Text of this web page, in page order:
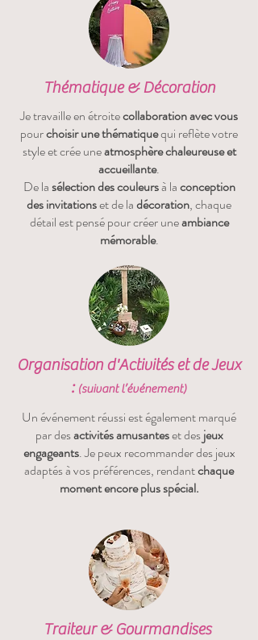
Thématique & Décoration
Je travaille en étroitecollaboration avec vous
pourchoisir une thématiquequi reflète votre
style etcrée uneatmosphère chaleureuse et
accueillante.
De la sélection des couleursà laconception
des invitationset de ladécoration, chaque
détail est pensé pour créer uneambiance
mémorable.
Organisation d'Activités et de Jeux
: (suivant l’événement)
Un événement réussi est également marqué
par desactivités amusanteset desjeux
engageants. Je peux recommander des jeux
adaptés à vos préférences, rendantchaque
moment encore plus spécial.
Traiteur & Gourmandises